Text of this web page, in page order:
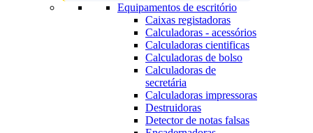
Equipamentos de escritório
Caixas registadoras
Calculadoras - acessórios
Calculadoras cientificas
Calculadoras de bolso
Calculadoras de
secretária
Calculadoras impressoras
Destruidoras
Detector de notas falsas